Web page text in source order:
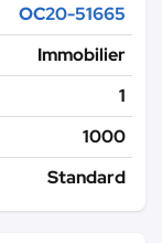
OC20-51665
Immobilier
1
1000
Standard